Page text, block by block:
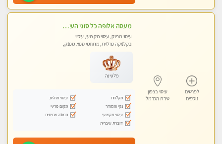
לפרטים
נוספים
עיסוי בצפון
טירת הכרמל
מעסה אלופה כל סוגי העיסויים מעסה מקצועית ואיכותית פרטי!!
עיסוי מפנק, עיסוי מקצועי, עיסוי
בקלניקה פרטית, מתחמי ספא מפנק,
פלטינה
מקלחת
עיסוי מרגיע
נקי ומסודר
מקום פרטי
עיסוי מקצועי
תמונה אמיתית
דוברת עיברית